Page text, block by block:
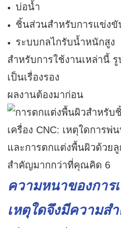
บ่อน้ำ
ชิ้นส่วนสำหรับการแข่งขั
ระบบกลไกรับน้ำหนักสูง
สำหรับการใช้งานเหล่านี้
เป็นเรื่องรอง
ผลงานต้องมาก่อน
ความหนาของการ
เหตุใดจึงมีความส